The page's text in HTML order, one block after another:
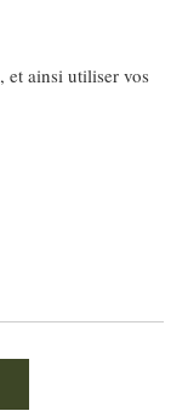
et ainsi utiliser vos